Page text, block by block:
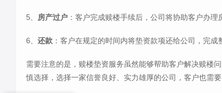
5、 房产过户 ：客户完成赎楼手续后，公司将协助客户办理
6、 还款 ：客户在规定的时间内将垫资款项还给公司，完成
需要注意的是，赎楼垫资服务虽然能够帮助客户解决赎楼
慎选择，选择一家信誉良好、实力雄厚的公司，客户也需